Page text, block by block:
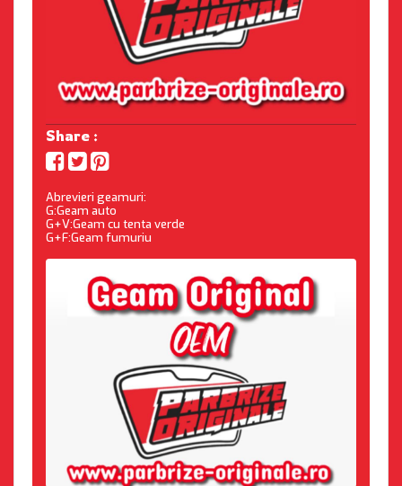
Share :
Abrevieri geamuri:
G:Geam auto
G+V:Geam cu tenta verde
G+F:Geam fumuriu